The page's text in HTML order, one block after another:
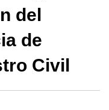
del
de
Civil